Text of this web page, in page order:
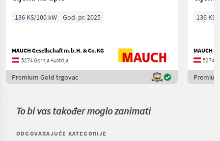
136 KS/100 kW God. pr. 2025
MAUCH Gesellschaft m.b.H. & Co.KG
5274 Gornja Austrija
Premium Gold trgovac
136
MAUCH
5274
To bi vas također moglo zanimati
ODGOVARAJUĆE KATEGORIJE